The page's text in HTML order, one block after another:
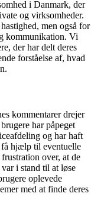
i Danmark, der
og virksomheder.
men også for
kommunikation. Vi
der har delt deres
forståelse af, hvad
kommentarer drejer
har påpeget
og har haft
få hjælp til eventuelle
over, at de
i stand til at løse
oplevede
med at finde deres